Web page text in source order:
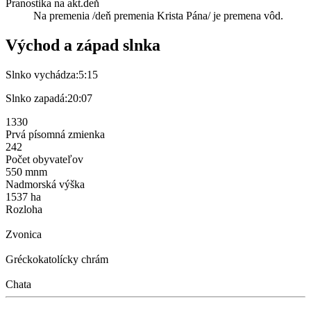
Pranostika na akt.deň
Na premenia /deň premenia Krista Pána/ je premena vôd.
Východ a západ slnka
Slnko vychádza:5:15
Slnko zapadá:20:07
1330
Prvá písomná zmienka
242
Počet obyvateľov
550 mnm
Nadmorská výška
1537 ha
Rozloha
Zvonica
Gréckokatolícky chrám
Chata